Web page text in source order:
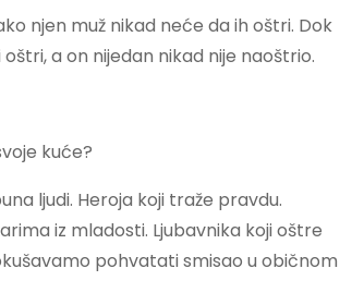
njen muž nikad neće da ih oštri. Dok
a on nijedan nikad nije naoštrio.
kuće?
ljudi. Heroja koji traže pravdu.
iz mladosti. Ljubavnika koji oštre
pohvatati smisao u običnom